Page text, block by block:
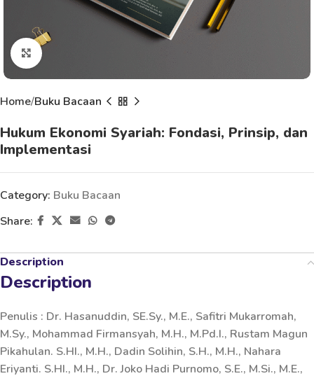
Click to enlarge
Home Buku Bacaan
Hukum Ekonomi Syariah: Fondasi, Prinsip, dan
Implementasi
Category: Buku Bacaan
Share:
Description
Description
Penulis : Dr. Hasanuddin, SE.Sy., M.E., Safitri Mukarromah,
M.Sy., Mohammad Firmansyah, M.H., M.Pd.I., Rustam Magun
Pikahulan. S.HI., M.H., Dadin Solihin, S.H., M.H., Nahara
Eriyanti. S.HI., M.H., Dr. Joko Hadi Purnomo, S.E., M.Si., M.E.,